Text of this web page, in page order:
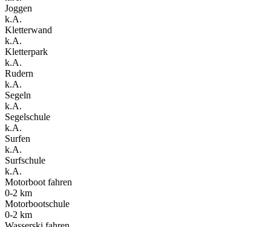
Joggen
k.A.
Kletterwand
k.A.
Kletterpark
k.A.
Rudern
k.A.
Segeln
k.A.
Segelschule
k.A.
Surfen
k.A.
Surfschule
k.A.
Motorboot fahren
0-2 km
Motorbootschule
0-2 km